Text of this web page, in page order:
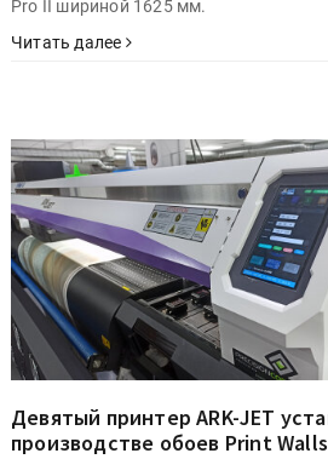
Pro II шириной 1625 мм.
Читать далее
Девятый принтер ARK-JET
производстве обоев Print Walls